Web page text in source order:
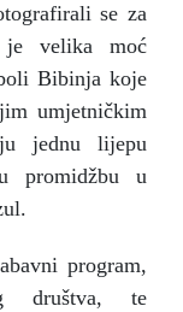
se za
je velika moć
Bibinja koje
umjetničkim
jednu lijepu
promidžbu u
program,
društva, te